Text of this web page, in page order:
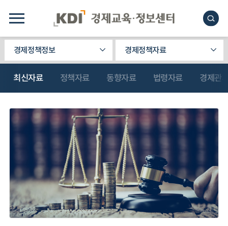
경제정책정보 경제정책자료
최신자료 정책자료 동향자료 법령자료 경제관